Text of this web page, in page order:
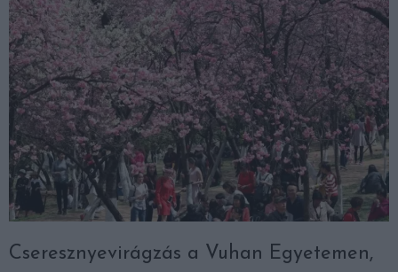
Cseresznyevirágzás a Vuhan Egyetemen,